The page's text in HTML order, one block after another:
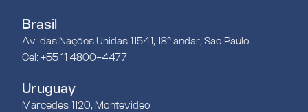
Brasil
Av. das Nações Unidas 11541, 18º andar, São Paulo
Cel: +55 11 4800-4477
Uruguay
Marcedes 1120, Montevideo